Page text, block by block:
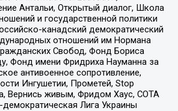
Антальи, Открытый диалог, Школа
и государственной политики
канадский демократический
отношений им Нормана
Свобод, Фонд Бориса
Фонд имени Фридриха Науманна за
антивоенное сопротивление,
Ингушетии, Прометей, Stop
Вернись живым, Фридом Хаус, СОТА
Лига Украины